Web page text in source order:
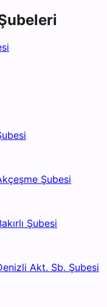
Şubesi
Şubesi
Akt. Sb. Şubesi